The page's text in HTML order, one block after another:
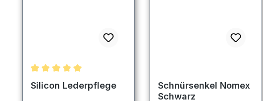
Durchschnittliche Bewertung von 5 von 5 Sternen
Silicon Lederpflege
Schnürsenkel Nomex
Schwarz